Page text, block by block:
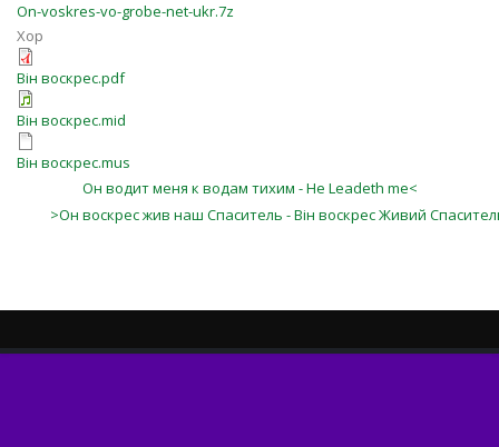
On-voskres-vo-grobe-net-ukr.7z
Хор
Він воскрес.pdf
Він воскрес.mid
Він воскрес.mus
Он водит меня к водам тихим - He Leadeth me<
>Он воскрес жив наш Спаситель - Він воскрес Живий